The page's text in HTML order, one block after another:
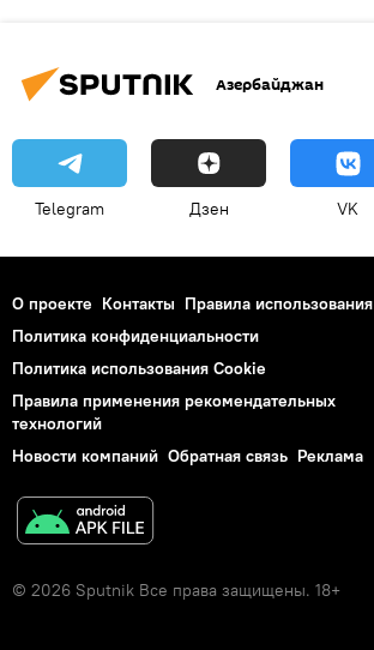
Азербайджан
Telegram Дзен VK
О проекте Контакты Правила использования
Политика конфиденциальности
Политика использования Cookie
Правила применения рекомендательных
технологий
Новости компаний Обратная связь Реклама
© 2026 Sputnik Все права защищены. 18+